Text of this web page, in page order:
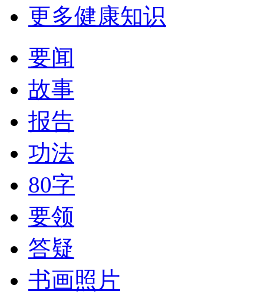
更多健康知识
要闻
故事
报告
功法
80字
要领
答疑
书画照片